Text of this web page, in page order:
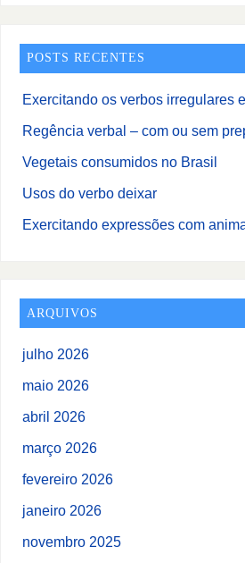
POSTS RECENTES
Exercitando os verbos irregulares
Regência verbal – com ou sem
Vegetais consumidos no Brasil
Usos do verbo deixar
Exercitando expressões com
ARQUIVOS
julho 2026
maio 2026
abril 2026
março 2026
fevereiro 2026
janeiro 2026
novembro 2025